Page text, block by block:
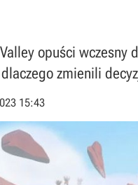
opuści
zmienili
15:43